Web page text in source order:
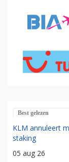
Best gelezen
KLM annuleert
staking
05 aug 26